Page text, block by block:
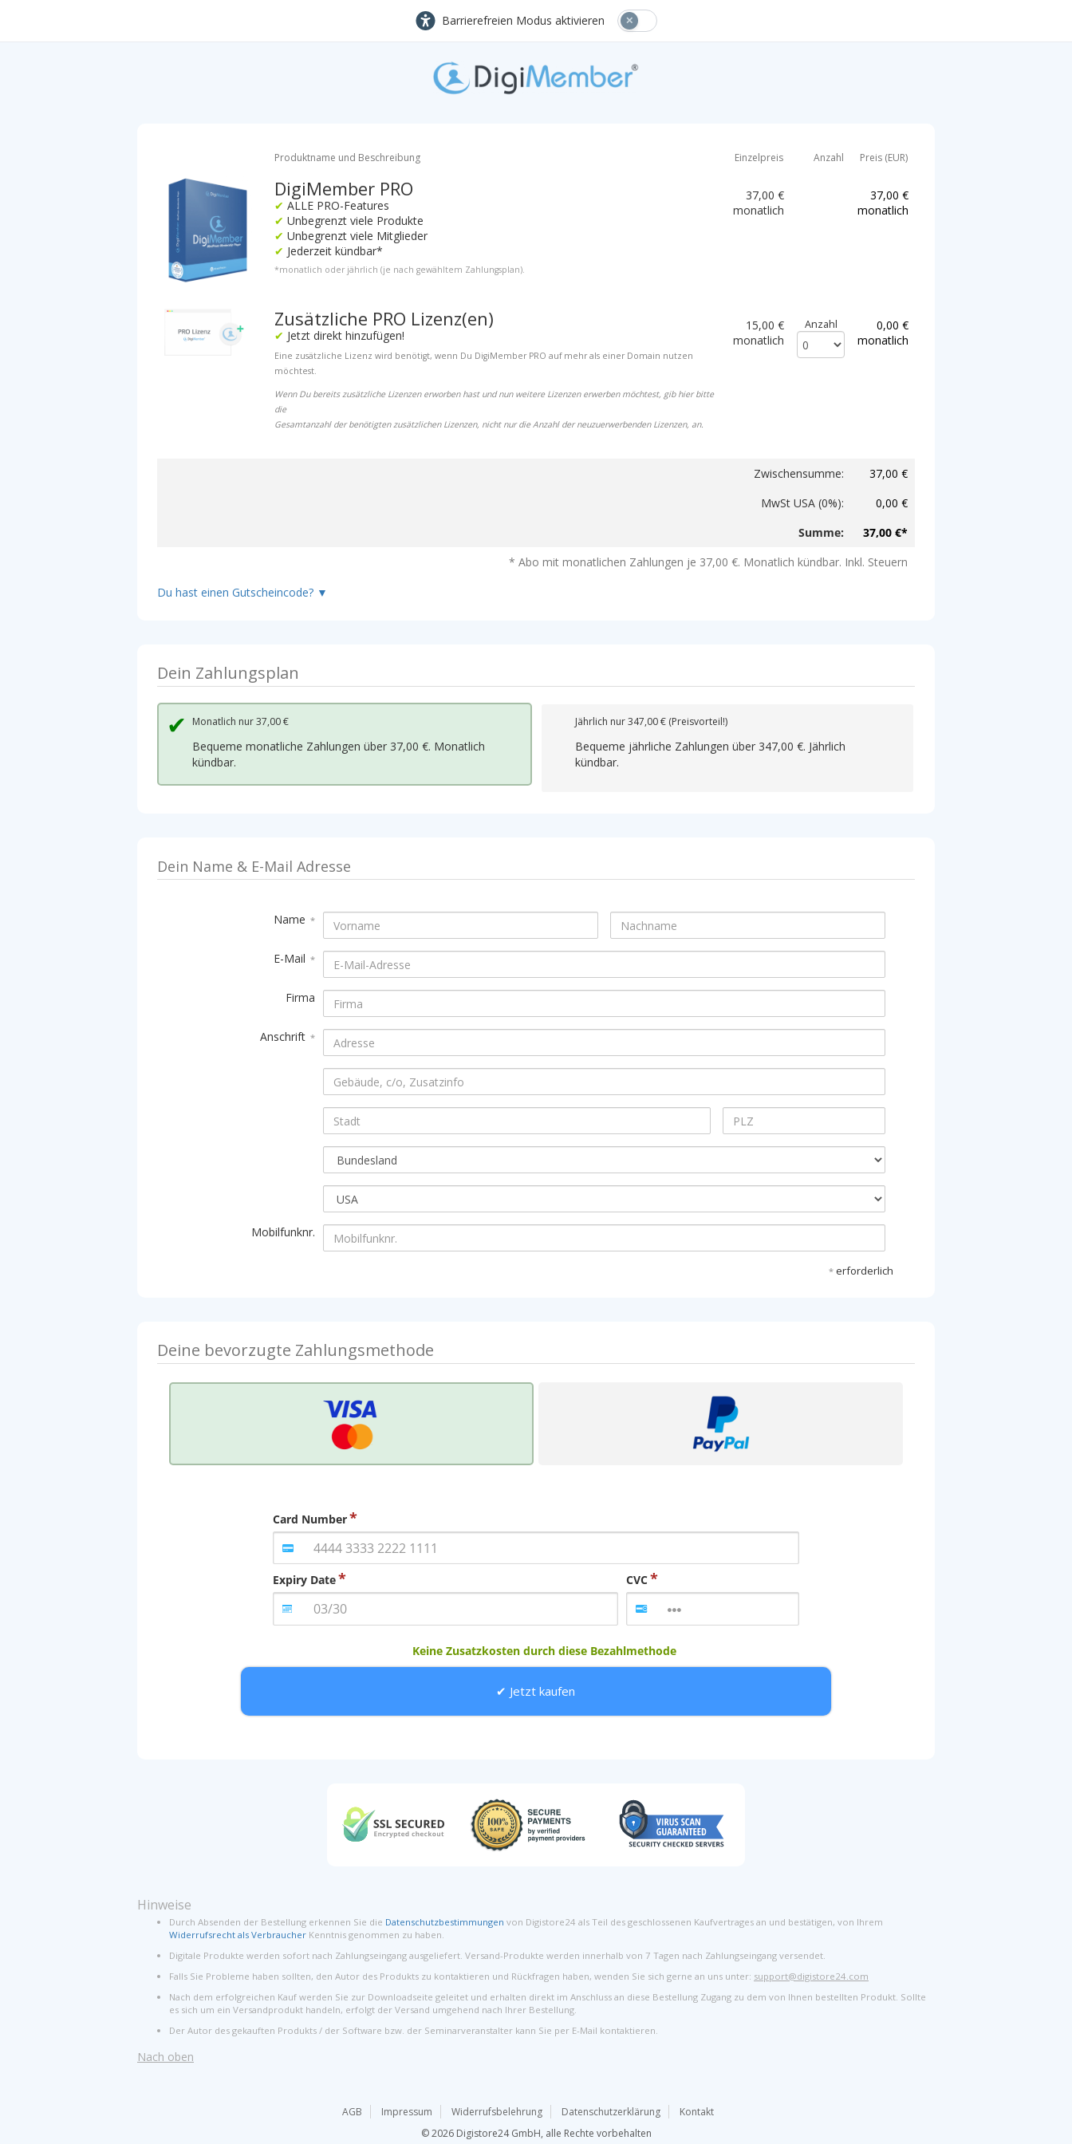
Barrierefreien Modus aktivieren
Produktname und Beschreibung Einzelpreis Anzahl Preis (EUR)
DigiMember PRO
✔ ALLE PRO-Features
✔ Unbegrenzt viele Produkte
✔ Unbegrenzt viele Mitglieder
✔ Jederzeit kündbar*
*monatlich oder jährlich (je nach gewähltem Zahlungsplan).
37,00 €
monatlich
37,00 €
monatlich
Zusätzliche PRO Lizenz(en)
✔ Jetzt direkt hinzufügen!
Eine zusätzliche Lizenz wird benötigt, wenn Du DigiMember PRO auf mehr als einer Domain nutzen
möchtest.
Wenn Du bereits zusätzliche Lizenzen erworben hast und nun weitere Lizenzen erwerben möchtest, gib hier bitte
die
Gesamtanzahl der benötigten zusätzlichen Lizenzen, nicht nur die Anzahl der neuzuerwerbenden Lizenzen, an.
15,00 €
monatlich
Anzahl
0,00 €
monatlich
Zwischensumme:
37,00 €
MwSt USA (0%):
0,00 €
Summe: 37,00 €*
* Abo mit monatlichen Zahlungen je 37,00 €. Monatlich kündbar. Inkl. Steuern
▼
Monatlich nur37,00 €
Bequeme monatliche Zahlungen über 37,00 €. Monatlich
kündbar.
Jährlich nur347,00 € (Preisvorteil!)
Bequeme jährliche Zahlungen über 347,00 €. Jährlich
kündbar.
Name *
E-Mail *
Firma
Anschrift *
Mobilfunknr.
* erforderlich
Card Number
Expiry Date CVC
Keine Zusatzkosten durch diese Bezahlmethode
Jetzt kaufen
Hinweise
Durch Absenden der Bestellung erkennen Sie die Datenschutzbestimmungen von Digistore24 als Teil des geschlossenen Kaufvertrages an und bestätigen, von Ihrem
Widerrufsrecht als Verbraucher Kenntnis genommen zu haben.
Digitale Produkte werden sofort nach Zahlungseingang ausgeliefert. Versand-Produkte werden innerhalb von 7 Tagen nach Zahlungseingang versendet.
Falls Sie Probleme haben sollten, den Autor des Produkts zu kontaktieren und Rückfragen haben, wenden Sie sich gerne an uns unter: support@digistore24.com
Nach dem erfolgreichen Kauf werden Sie zur Downloadseite geleitet und erhalten direkt im Anschluss an diese Bestellung Zugang zu dem von Ihnen bestellten Produkt. Sollte
es sich um ein Versandprodukt handeln, erfolgt der Versand umgehend nach Ihrer Bestellung.
Der Autor des gekauften Produkts / der Software bzw. der Seminarveranstalter kann Sie per E-Mail kontaktieren.
Nach oben
AGB Impressum Widerrufsbelehrung Datenschutzerklärung
Kontakt
© 2026 Digistore24 GmbH, alle Rechte vorbehalten